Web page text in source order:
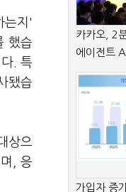
는지'
했습
. 특
됐습
상으
, 응
카카오, 2
에이전트
가입자 증